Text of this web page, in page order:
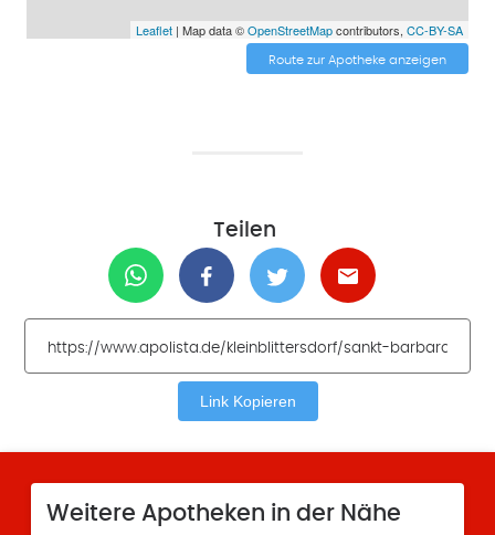
Leaflet| Map data ©OpenStreetMapcontributors, CC-BY-SA
Route zur Apotheke anzeigen
Teilen
Link Kopieren
Weitere Apotheken in der Nähe